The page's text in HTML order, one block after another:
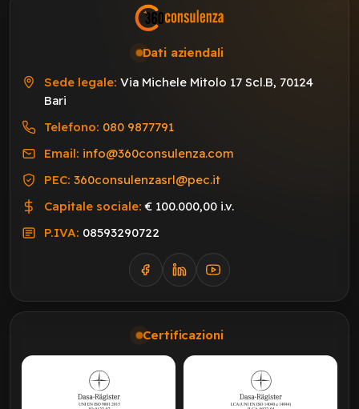
Dati aziendali
Sede legale: Via Michele Mitolo 17 Scl.B, 70124
Bari
Telefono: 080 9877791
Email: info@360consulenza.com
PEC: 360consulenzasrl@pec.it
Capitale sociale: € 100.000,00 i.v.
P.IVA: 08593290722
Certificazioni